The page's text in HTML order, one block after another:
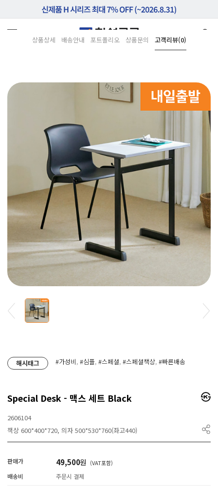
해시태그 #가성비, #심플, #스페셜, #스페셜책상, #빠른배송
Special Desk - 맥스 세트 Black
2606104
책상 600*400*720, 의자 500*530*760(좌고440)
판매가 49,500원 (VAT포함)
배송비 주문시 결제
상품상세 배송안내 포트폴리오 상품문의 고객리뷰(0)